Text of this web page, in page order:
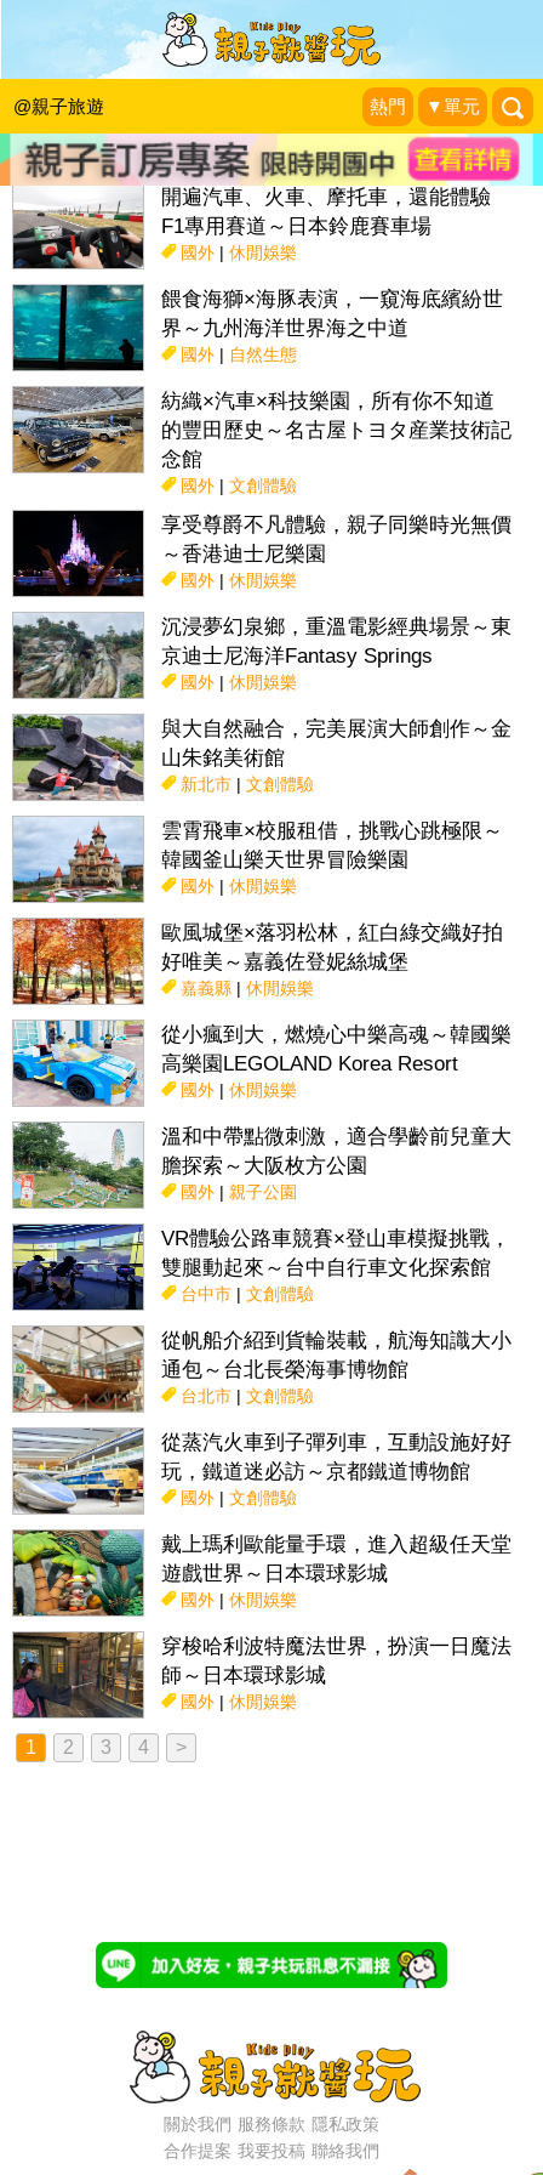
@親子旅遊 熱門 ▼單元
搜尋目前位置》
話題： 親子活動＆展覽 親子餐廳 特色國小 親子露營地
開遍汽車、火車、摩托車，還能體驗
F1專用賽道～日本鈴鹿賽車場
國外| 休閒娛樂
餵食海獅×海豚表演，一窺海底繽紛世
界～九州海洋世界海之中道
國外| 自然生態
紡織×汽車×科技樂園，所有你不知道
的豐田歷史～名古屋トヨタ産業技術記
念館
國外| 文創體驗
享受尊爵不凡體驗，親子同樂時光無價
～香港迪士尼樂園
國外| 休閒娛樂
沉浸夢幻泉鄉，重溫電影經典場景～東
京迪士尼海洋Fantasy Springs
國外| 休閒娛樂
與大自然融合，完美展演大師創作～金
山朱銘美術館
新北市| 文創體驗
雲霄飛車×校服租借，挑戰心跳極限～
韓國釜山樂天世界冒險樂園
國外| 休閒娛樂
歐風城堡×落羽松林，紅白綠交織好拍
好唯美～嘉義佐登妮絲城堡
嘉義縣| 休閒娛樂
從小瘋到大，燃燒心中樂高魂～韓國樂
高樂園LEGOLAND Korea Resort
國外| 休閒娛樂
溫和中帶點微刺激，適合學齡前兒童大
膽探索～大阪枚方公園
國外| 親子公園
VR體驗公路車競賽×登山車模擬挑戰，
雙腿動起來～台中自行車文化探索館
台中市| 文創體驗
從帆船介紹到貨輪裝載，航海知識大小
通包～台北長榮海事博物館
台北市| 文創體驗
從蒸汽火車到子彈列車，互動設施好好
玩，鐵道迷必訪～京都鐵道博物館
國外| 文創體驗
戴上瑪利歐能量手環，進入超級任天堂
遊戲世界～日本環球影城
國外| 休閒娛樂
穿梭哈利波特魔法世界，扮演一日魔法
師～日本環球影城
國外| 休閒娛樂
1 2 3 4 >
關於我們 服務條款 隱私政策
合作提案 我要投稿 聯絡我們